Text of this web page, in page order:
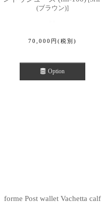
(ブラウン)]
70,000 円 (税別)
Option
forme Post wallet Vachetta calf